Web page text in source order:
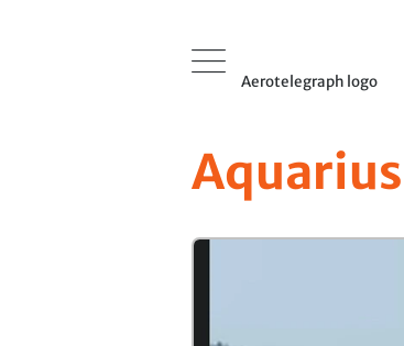
Aerotelegraph logo